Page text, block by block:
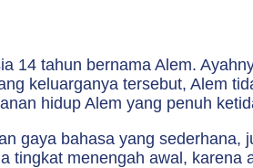
14 tahun bernama Alem.
keluarganya tersebut, Alem
hidup Alem yang penuh
gaya bahasa yang
tingkat menengah awal,